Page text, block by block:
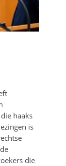
haaks
is
die